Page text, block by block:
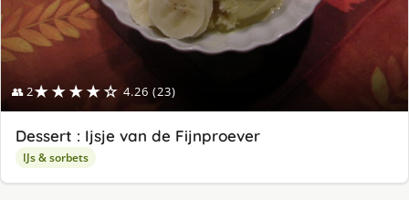
👥 2★★★★☆ 4.26 (23)
Dessert : Ijsje van de Fijnproever
IJs & sorbets